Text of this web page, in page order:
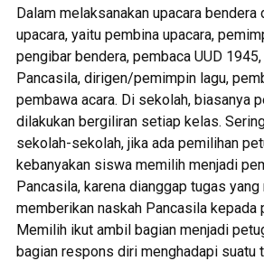
Dalam melaksanakan upacara
upacara, yaitu pembina upacara,
pengibar bendera, pembaca UUD
Pancasila, dirigen/pemimpin lagu,
pembawa acara. Di sekolah, biasanya
dilakukan bergiliran setiap kelas.
sekolah-sekolah, jika ada pemilihan
kebanyakan siswa memilih menjadi
Pancasila, karena dianggap tugas yang
memberikan naskah Pancasila kepada
Memilih ikut ambil bagian menjadi
bagian respons diri menghadapi suatu